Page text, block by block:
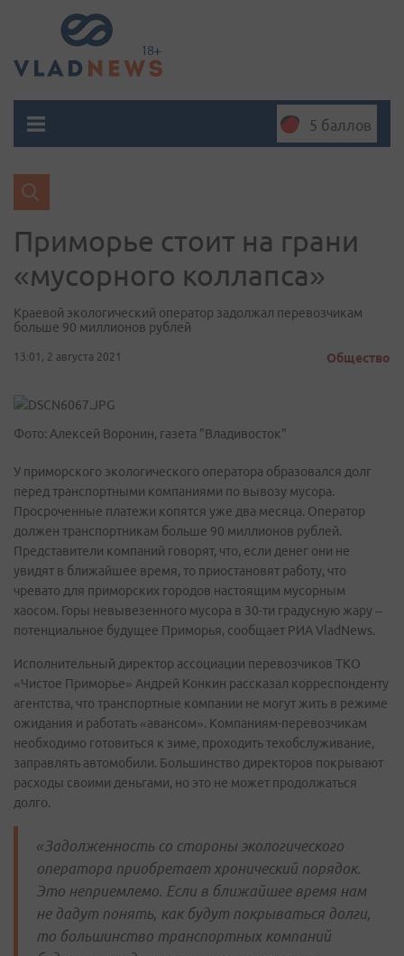
5 баллов
Приморье стоит на грани
«мусорного коллапса»
Краевой экологический оператор задолжал перевозчикам
больше 90 миллионов рублей
13:01, 2 августа 2021 Общество
Фото: Алексей Воронин, газета "Владивосток"
У приморского экологического оператора образовался долг
перед транспортными компаниями по вывозу мусора.
Просроченные платежи копятся уже два месяца. Оператор
должен транспортникам больше 90 миллионов рублей.
Представители компаний говорят, что, если денег они не
увидят в ближайшее время, то приостановят работу, что
чревато для приморских городов настоящим мусорным
хаосом. Горы невывезенного мусора в 30-ти градусную жару –
потенциальное будущее Приморья, сообщает РИА VladNews.
Исполнительный директор ассоциации перевозчиков ТКО
«Чистое Приморье» Андрей Конкин рассказал корреспонденту
агентства, что транспортные компании не могут жить в режиме
ожидания и работать «авансом». Компаниям-перевозчикам
необходимо готовиться к зиме, проходить техобслуживание,
заправлять автомобили. Большинство директоров покрывают
расходы своими деньгами, но это не может продолжаться
долго.
«Задолженность со стороны экологического
оператора приобретает хронический порядок.
Это неприемлемо. Если в ближайшее время нам
не дадут понять, как будут покрываться долги,
то большинство транспортных компаний